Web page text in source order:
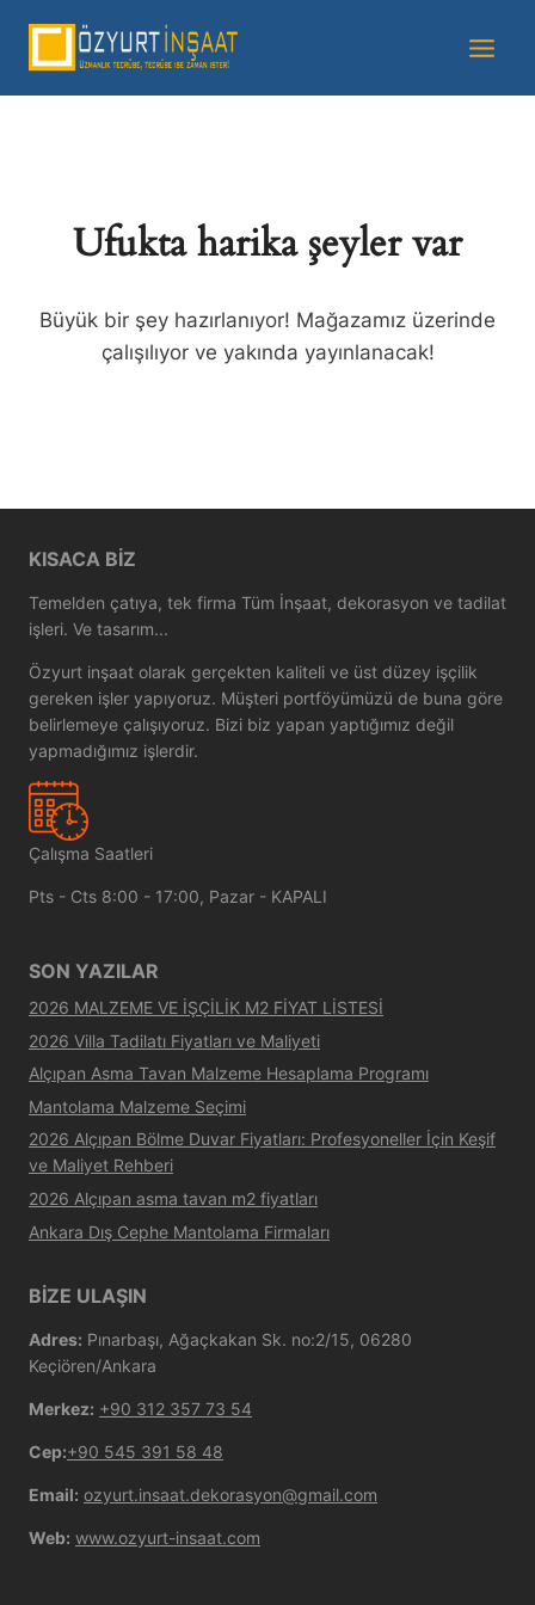
Ufukta harika şeyler var
Büyük bir şey hazırlanıyor! Mağazamız üzerinde
çalışılıyor ve yakında yayınlanacak!
KISACA BIZ
Temelden çatıya, tek firma Tüm İnşaat, dekorasyon ve tadilat
işleri. Ve tasarım...
Özyurt inşaat olarak gerçekten kaliteli ve üst düzey işçilik
gereken işler yapıyoruz. Müşteri portföyümüzü de buna göre
belirlemeye çalışıyoruz. Bizi biz yapan yaptığımız değil
yapmadığımız işlerdir.
Çalışma Saatleri
Pts - Cts 8:00 - 17:00, Pazar - KAPALI
SON YAZILAR
2026 MALZEME VE İŞÇİLİK M2 FİYAT LİSTESİ
2026 Villa Tadilatı Fiyatları ve Maliyeti
Alçıpan Asma Tavan Malzeme Hesaplama Programı
Mantolama Malzeme Seçimi
2026 Alçıpan Bölme Duvar Fiyatları: Profesyoneller İçin Keşif
ve Maliyet Rehberi
2026 Alçıpan asma tavan m2 fiyatları
Ankara Dış Cephe Mantolama Firmaları
BİZE ULAŞIN
Adres: Pınarbaşı, Ağaçkakan Sk. no:2/15, 06280
Keçiören/Ankara
Merkez: +90 312 357 73 54
Cep:+90 545 391 58 48
Email: ozyurt.insaat.dekorasyon@gmail.com
Web: www.ozyurt-insaat.com